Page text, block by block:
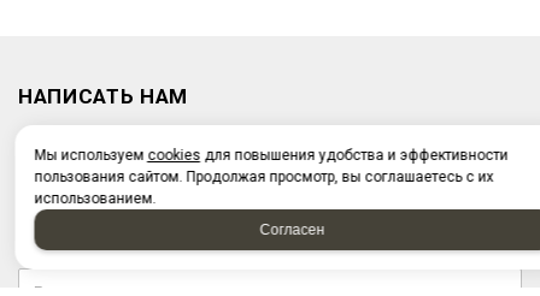
НАПИСАТЬ НАМ
Мы используем cookies для повышения удобства и эффективности
пользования сайтом. Продолжая просмотр, вы соглашаетесь с их
использованием.
Согласен